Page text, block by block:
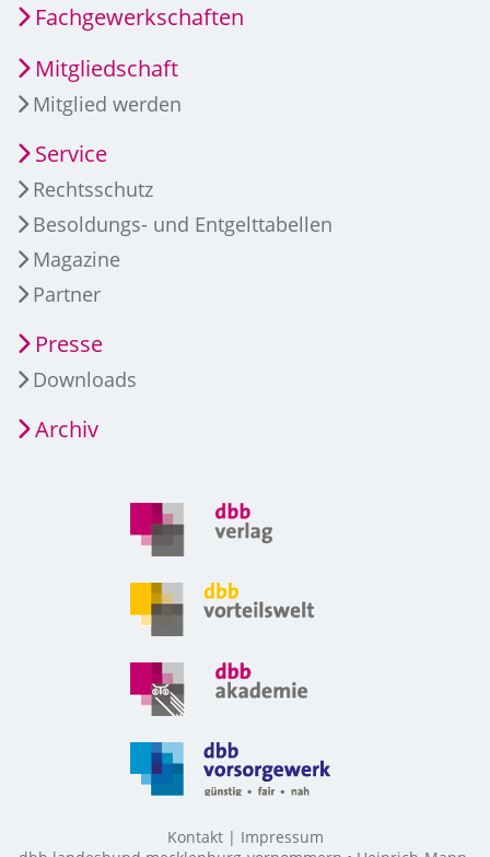
Fachgewerkschaften
Mitgliedschaft
Mitglied werden
Service
Rechtsschutz
Besoldungs- und Entgelttabellen
Magazine
Partner
Presse
Downloads
Archiv
Kontakt
Impressum